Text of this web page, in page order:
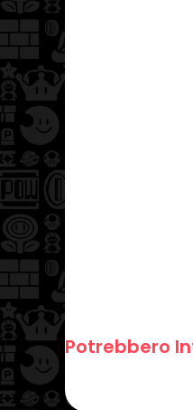
Potrebbero